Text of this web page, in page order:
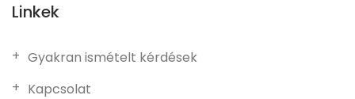
Linkek
Gyakran ismételt kérdések
Kapcsolat